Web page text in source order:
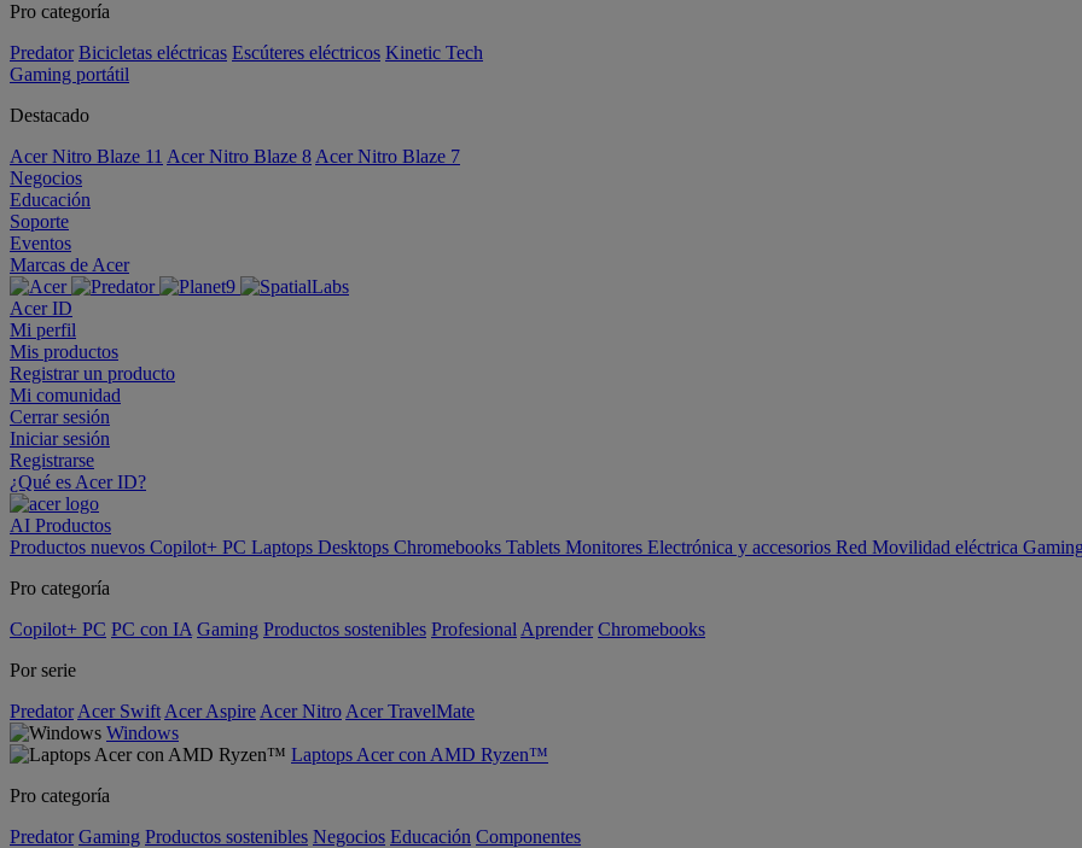
Pro categoría
Predator Bicicletas eléctricas Escúteres eléctricos Kinetic Tech
Gaming portátil
Destacado
Acer Nitro Blaze 11 Acer Nitro Blaze 8 Acer Nitro Blaze 7
Negocios
Educación
Soporte
Eventos
Marcas de Acer
Acer ID
Mi perfil
Mis productos
Registrar un producto
Mi comunidad
Cerrar sesión
Iniciar sesión
Registrarse
¿Qué es Acer ID?
AI Productos
Productos nuevos Copilot+ PC Laptops Desktops Chromebooks Tablets Monitores Electrónica y accesorios Red Movilidad eléctrica
Pro categoría
Copilot+ PC PC con IA Gaming Productos sostenibles Profesional Aprender Chromebooks
Por serie
Predator Acer Swift Acer Aspire Acer Nitro Acer TravelMate
Windows
Laptops Acer con AMD Ryzen™
Pro categoría
Predator Gaming Productos sostenibles Negocios Educación Componentes